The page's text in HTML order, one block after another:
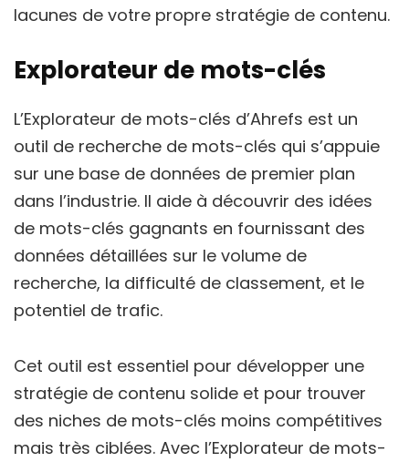
lacunes de votre propre stratégie de contenu.
Explorateur de mots-clés
L’Explorateur de mots-clés d’Ahrefs est un
outil de recherche de mots-clés qui s’appuie
sur une base de données de premier plan
dans l’industrie. Il aide à découvrir des idées
de mots-clés gagnants en fournissant des
données détaillées sur le volume de
recherche, la difficulté de classement, et le
potentiel de trafic.
Cet outil est essentiel pour développer une
stratégie de contenu solide et pour trouver
des niches de mots-clés moins compétitives
mais très ciblées. Avec l’Explorateur de mots-